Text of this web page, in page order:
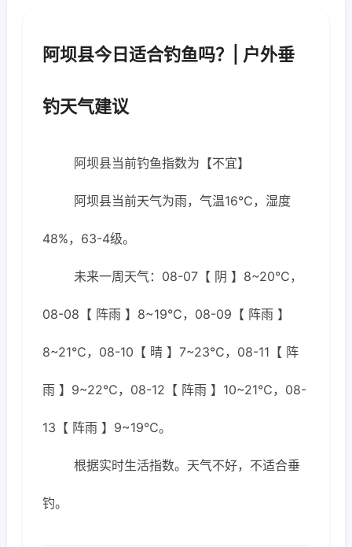
阿坝县今日适合钓鱼吗？| 户外垂
钓天气建议
阿坝县当前钓鱼指数为【不宜】
阿坝县当前天气为雨，气温16℃，湿度
48%，63-4级。
未来一周天气：08-07【 阴 】8~20℃，
08-08【 阵雨 】8~19℃，08-09【 阵雨 】
8~21℃，08-10【 晴 】7~23℃，08-11【 阵
雨 】9~22℃，08-12【 阵雨 】10~21℃，08-
13【 阵雨 】9~19℃。
根据实时生活指数。天气不好，不适合垂
钓。